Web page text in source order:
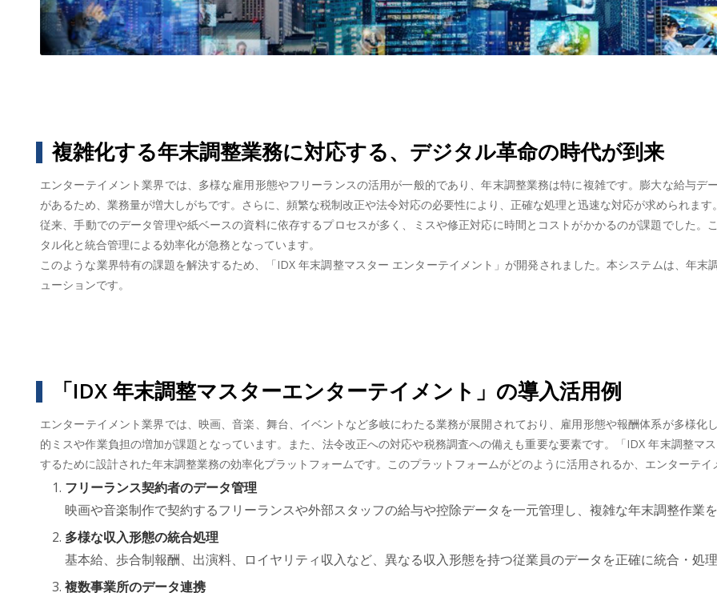
複雑化する年末調整業務に対応する、デジタル革命の時代が到来
エンターテイメント業界では、多様な雇用形態やフリーランスの活用が一般的であり、年末調整業務は特に複雑です。膨大な給与
があるため、業務量が増大しがちです。さらに、頻繁な税制改正や法令対応の必要性により、正確な処理と迅速な対応が求められます。
従来、手動でのデータ管理や紙ベースの資料に依存するプロセスが多く、ミスや修正対応に時間とコストがかかるのが課題でした
タル化と統合管理による効率化が急務となっています。
このような業界特有の課題を解決するため、「IDX 年末調整マスター エンターテイメント」が開発されました。本システムは、年
ューションです。
「IDX 年末調整マスターエンターテイメント」の導入活用例
エンターテイメント業界では、映画、音楽、舞台、イベントなど多岐にわたる業務が展開されており、雇用形態や報酬体系が多様
的ミスや作業負担の増加が課題となっています。また、法令改正への対応や税務調査への備えも重要な要素です。「IDX 年末調整マ
するために設計された年末調整業務の効率化プラットフォームです。このプラットフォームがどのように活用されるか、エンターテイ
フリーランス契約者のデータ管理
映画や音楽制作で契約するフリーランスや外部スタッフの給与や控除データを一元管理し、複雑な年末調整作業を
多様な収入形態の統合処理
基本給、歩合制報酬、出演料、ロイヤリティ収入など、異なる収入形態を持つ従業員のデータを正確に統合・処理
複数事業所のデータ連携